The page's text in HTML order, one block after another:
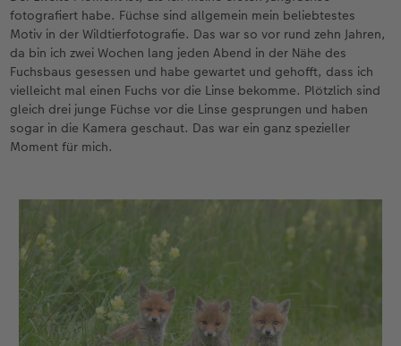
fotografiert habe. Füchse sind allgemein mein beliebtestes
Motiv in der Wildtierfotografie. Das war so vor rund zehn Jahren,
da bin ich zwei Wochen lang jeden Abend in der Nähe des
Fuchsbaus gesessen und habe gewartet und gehofft, dass ich
vielleicht mal einen Fuchs vor die Linse bekomme. Plötzlich sind
gleich drei junge Füchse vor die Linse gesprungen und haben
sogar in die Kamera geschaut. Das war ein ganz spezieller
Moment für mich.